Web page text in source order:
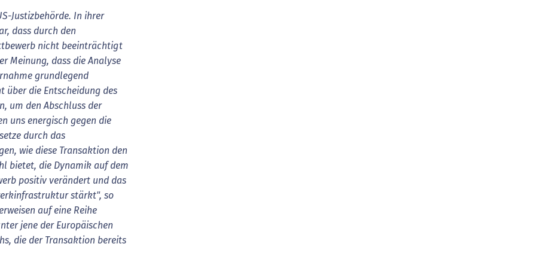
Justizbehörde. In ihrer
dass durch den
nicht beeinträchtigt
Meinung, dass die Analyse
grundlegend
die Entscheidung des
um den Abschluss der
uns energisch gegen die
durch das
wie diese Transaktion den
bietet, die Dynamik auf dem
positiv verändert und das
stärkt", so
auf eine Reihe
jene der Europäischen
die der Transaktion bereits